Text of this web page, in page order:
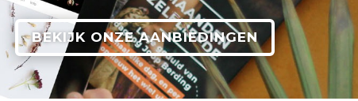
BEKIJK ONZE AANBIEDINGEN